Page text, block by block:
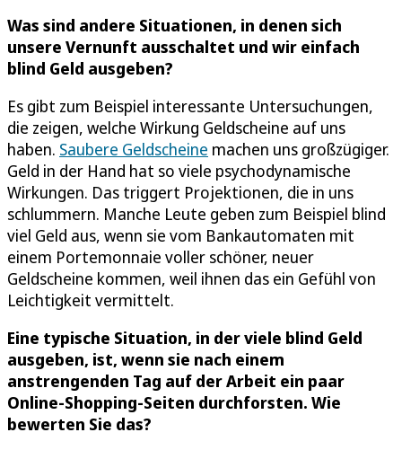
Was sind andere Situationen, in denen sich
unsere Vernunft ausschaltet und wir einfach
blind Geld ausgeben?
Es gibt zum Beispiel interessante Untersuchungen,
die zeigen, welche Wirkung Geldscheine auf uns
haben. Saubere Geldscheine machen uns großzügiger.
Geld in der Hand hat so viele psychodynamische
Wirkungen. Das triggert Projektionen, die in uns
schlummern. Manche Leute geben zum Beispiel blind
viel Geld aus, wenn sie vom Bankautomaten mit
einem Portemonnaie voller schöner, neuer
Geldscheine kommen, weil ihnen das ein Gefühl von
Leichtigkeit vermittelt.
Eine typische Situation, in der viele blind Geld
ausgeben, ist, wenn sie nach einem
anstrengenden Tag auf der Arbeit ein paar
Online-Shopping-Seiten durchforsten. Wie
bewerten Sie das?